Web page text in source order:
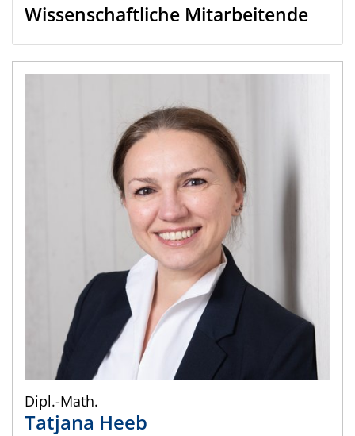
Wissenschaftliche Mitarbeitende
Dipl.-Math.
Tatjana Heeb